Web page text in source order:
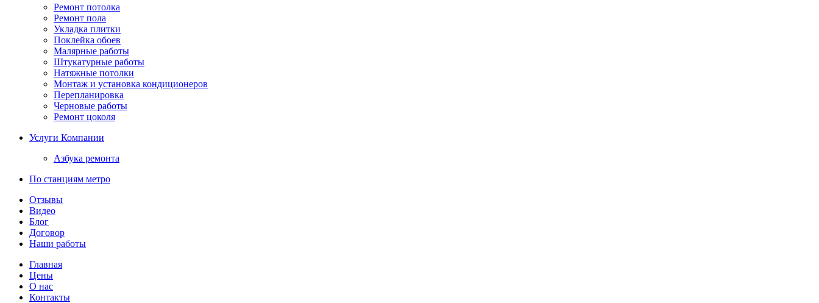
Ремонт потолка
Ремонт пола
Укладка плитки
Поклейка обоев
Малярные работы
Штукатурные работы
Натяжные потолки
Монтаж и установка кондиционеров
Перепланировка
Черновые работы
Ремонт цоколя
Услуги Компании
Азбука ремонта
По станциям метро
Отзывы
Видео
Блог
Договор
Наши работы
Главная
Цены
О нас
Контакты